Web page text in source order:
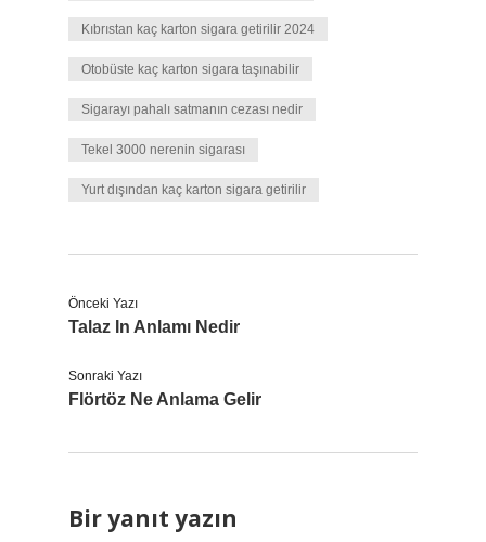
Kıbrıstan kaç karton sigara getirilir 2024
Otobüste kaç karton sigara taşınabilir
Sigarayı pahalı satmanın cezası nedir
Tekel 3000 nerenin sigarası
Yurt dışından kaç karton sigara getirilir
Önceki Yazı
Talaz In Anlamı Nedir
Sonraki Yazı
Flörtöz Ne Anlama Gelir
Bir yanıt yazın